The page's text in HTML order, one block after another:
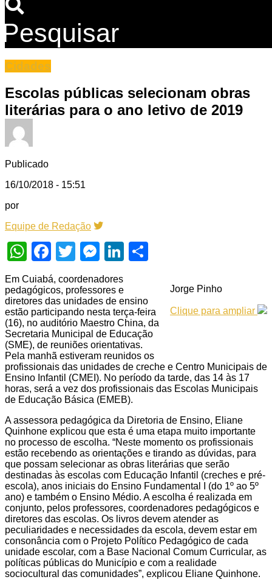
Pesquisar
Cidades
Escolas públicas selecionam obras
literárias para o ano letivo de 2019
Publicado
16/10/2018 - 15:51
por
Equipe de Redação
WhatsApp
Facebook
TwitterMessenger
LinkedIn
Jorge Pinho
Clique para ampliar
Em Cuiabá, coordenadores
pedagógicos, professores e
diretores das unidades de ensino
estão participando nesta terça-feira
(16), no auditório Maestro China, da
Secretaria Municipal de Educação
(SME), de reuniões orientativas.
Pela manhã estiveram reunidos os
profissionais das unidades de creche e Centro Municipais de
Ensino Infantil (CMEI). No período da tarde, das 14 às 17
horas, será a vez dos profissionais das Escolas Municipais
de Educação Básica (EMEB).
A assessora pedagógica da Diretoria de Ensino, Eliane
Quinhone explicou que esta é uma etapa muito importante
no processo de escolha. “Neste momento os profissionais
estão recebendo as orientações e tirando as dúvidas, para
que possam selecionar as obras literárias que serão
destinadas às escolas com Educação Infantil (creches e pré-
escola), anos iniciais do Ensino Fundamental I (do 1º ao 5º
ano) e também o Ensino Médio. A escolha é realizada em
conjunto, pelos professores, coordenadores pedagógicos e
diretores das escolas. Os livros devem atender as
peculiaridades e necessidades da escola, devem estar em
consonância com o Projeto Político Pedagógico de cada
unidade escolar, com a Base Nacional Comum Curricular, as
políticas públicas do Município e com a realidade
sociocultural das comunidades”, explicou Eliane Quinhone.